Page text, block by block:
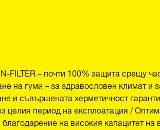
FILTER – почти 100% защита срещу
на гуми – за здравословен климат и
и съвършената херметичност
целия период на експлоатация /
на високия капацитет